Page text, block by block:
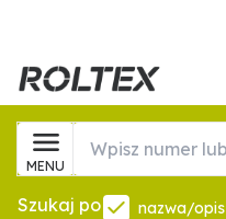
MENU
Szukaj po nazwa/opis